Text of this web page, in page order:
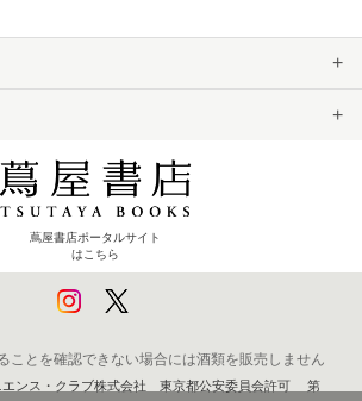
蔦屋書店ポータルサイト
はこちら
ことを確認できない場合には酒類を販売しません
エンス・クラブ株式会社 東京都公安委員会許可 第